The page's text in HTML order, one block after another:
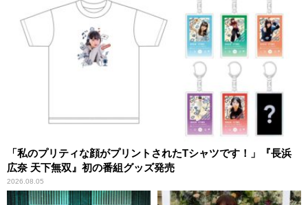
「私のプリティな顔がプリントされたTシャツです！」『長浜
広奈 天下無双』初の番組グッズ発売
2026.08.05